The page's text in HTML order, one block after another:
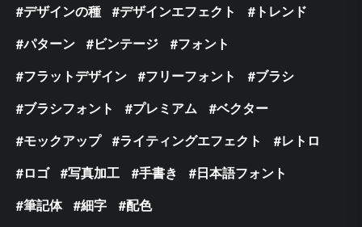
デザインの種
デザインエフェクト
トレンド
パターン
ビンテージ
フォント
フラットデザイン
フリーフォント
ブラシ
ブラシフォント
プレミアム
ベクター
モックアップ
ライティングエフェクト
レトロ
ロゴ
写真加工 手書き
日本語フォント
筆記体
細字 配色